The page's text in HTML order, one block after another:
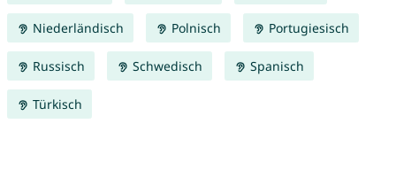
Niederländisch Polnisch Portugiesisch
Russisch Schwedisch Spanisch
Türkisch